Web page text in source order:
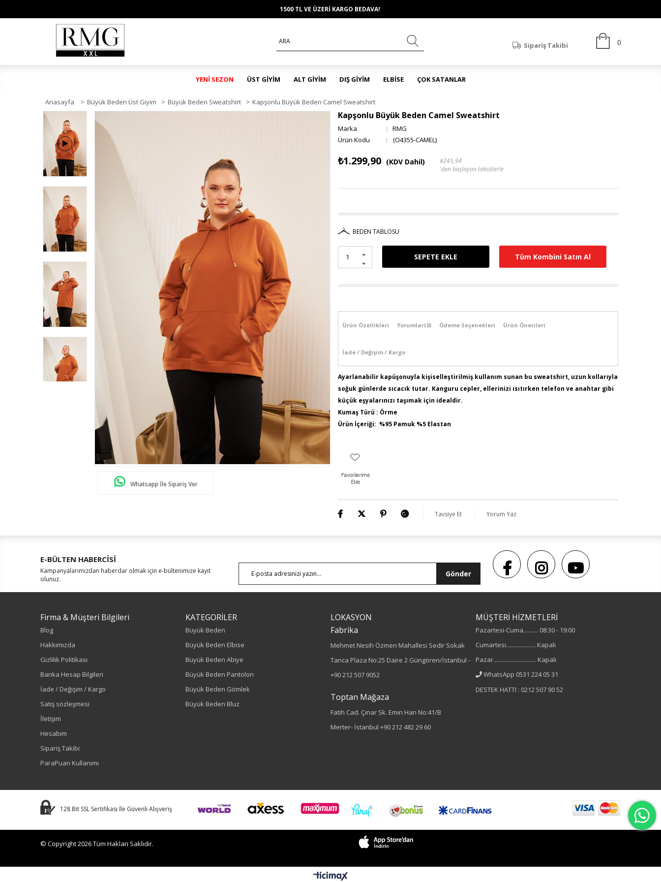
1500 TL VE ÜZERİ KARGO BEDAVA!
Sipariş Takibi
YENİ SEZON ÜST GİYİM ALT GİYİM DIŞ GİYİM ELBİSE ÇOK SATANLAR
Anasayfa > Büyük Beden Üst Giyim > Büyük Beden Sweatshirt > Kapşonlu Büyük Beden Camel Sweatshirt
Whatsapp İle Sipariş Ver
Kapşonlu Büyük Beden Camel Sweatshirt
Marka :
RMG
(O4355-CAMEL)
₺1.299,90 (KDV Dahil)
₺245,94
'den başlayan taksitlerle
BEDEN TABLOSU
Tüm Kombini Satın Al
Ürün Özellikleri Yorumlar(0) Ödeme Seçenekleri Ürün Önerileri
İade / Değişim / Kargo
Ayarlanabilir kapüşonuyla kişiselleştirilmiş kullanım sunan bu sweatshirt, uzun kollarıyla
soğuk günlerde sıcacık tutar. Kanguru cepler, ellerinizi ısıtırken telefon ve anahtar gibi
küçük eşyalarınızı taşımak için idealdir.
Kumaş Türü : Örme
Ürün İçeriği: %95 Pamuk %5 Elastan
Ürün Kodu : O4355
Ürün Boyu: 80 cm
Renk
Tavsiye Et Yorum Yaz
E-BÜLTEN HABERCİSİ
Kampanyalarımızdan haberdar olmak için e-bültenimize kayıt
olunuz.
Gönder
Firma & Müşteri Bilgileri
Blog
Hakkımızda
Gizlilik Politikası
Banka Hesap Bilgileri
İade / Değişim / Kargo
Satış sözleşmesi
İletişim
Hesabım
Sipariş Takibi
ParaPuan Kullanımı
KATEGORİLER
Büyük Beden
Büyük Beden Elbise
Büyük Beden Abiye
Büyük Beden Pantolon
Büyük Beden Gömlek
Büyük Beden Bluz
LOKASYON
Fabrika
Mehmet Nesih Özmen Mahallesi Sedir Sokak
Tanca Plaza No:25 Daire 2 Güngören/İstanbul -
+90 212 507 9052
Toptan Mağaza
Fatih Cad. Çınar Sk. Emin Han No:41/B
Merter- İstanbul +90 212 482 29 60
MÜŞTERİ HİZMETLERİ
Pazartesi-Cuma.......... 08:30 - 19:00
Cumartesi.................... Kapalı
Pazar............................. Kapalı
WhatsApp 0531 224 05 31
DESTEK HATTI : 0212 507 90 52
128 Bit SSL Sertifikası İle Güvenli Alışveriş
© Copyright 2026 Tüm Hakları Saklıdır.